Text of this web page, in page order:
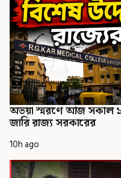
অভয়া স্মরণে আজ সকাল
জারি রাজ্য সরকারের
10h ago